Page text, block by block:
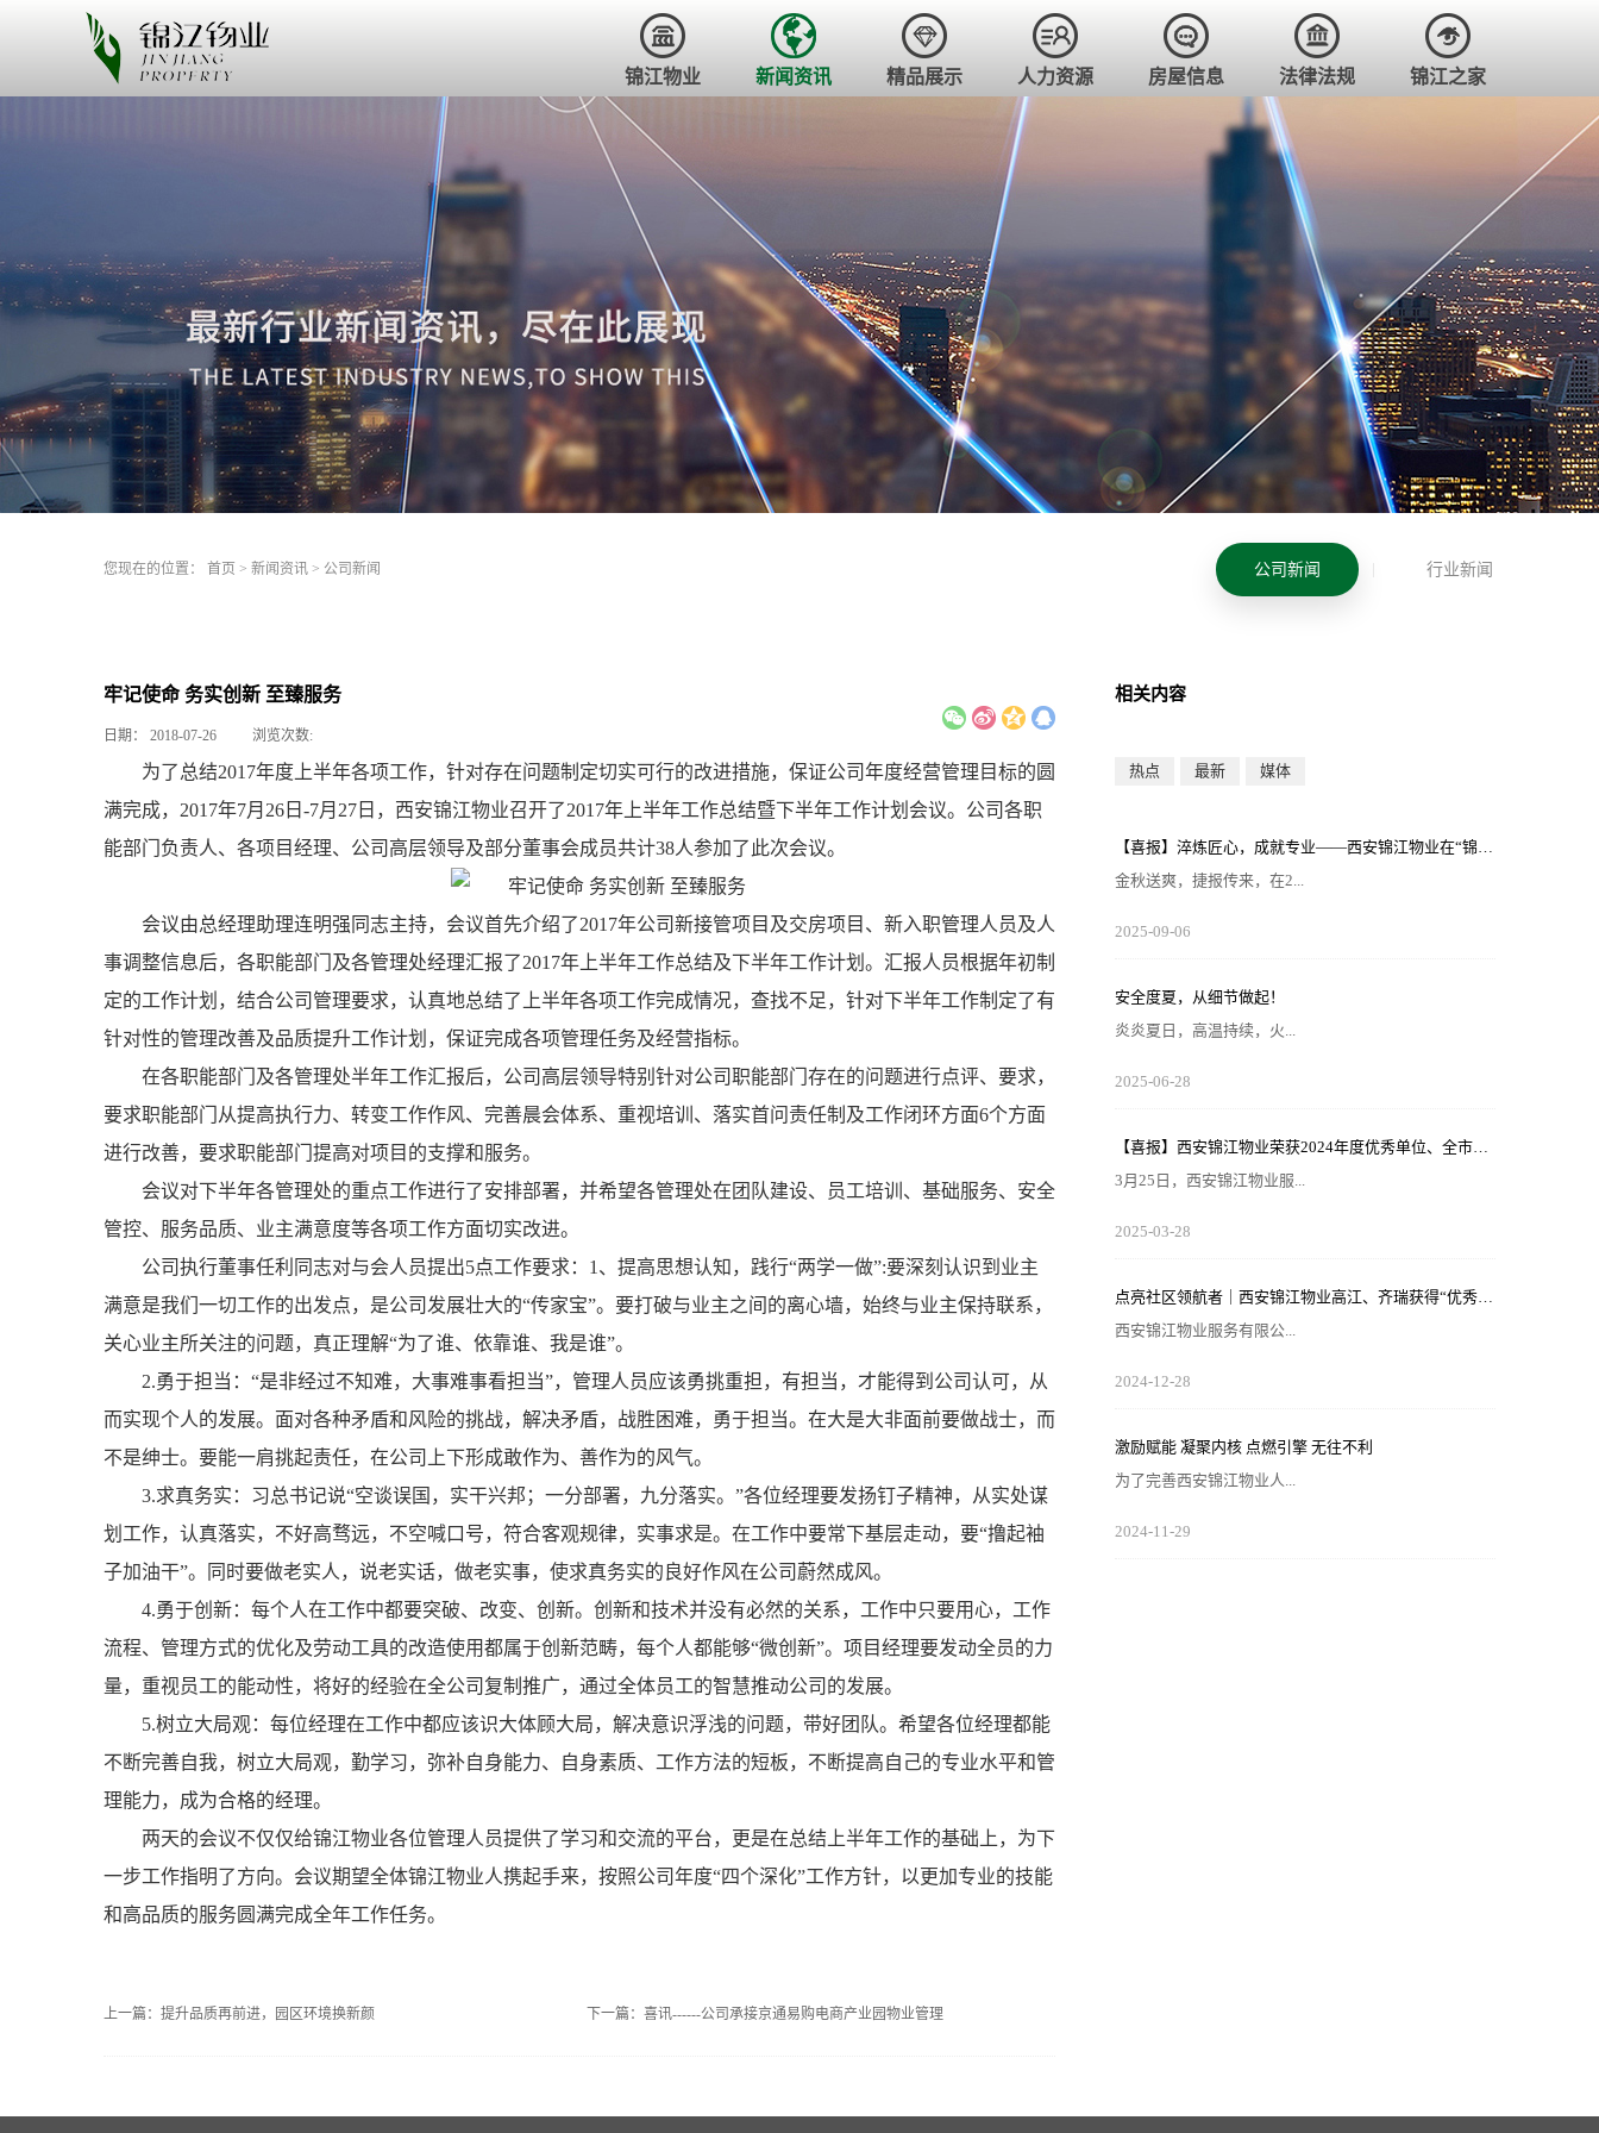
锦江物业 新闻资讯 精品展示 人力资源 房屋信息 法律法规 锦江之家
您现在的位置： 首页 > 新闻资讯 > 公司新闻 公司新闻 行业新闻
牢记使命 务实创新 至臻服务
日期： 2018-07-26 浏览次数:
为了总结2017年度上半年各项工作，针对存在问题制定切实可行的改进措施，保证公司年度经营管理目标的圆
满完成，2017年7月26日-7月27日，西安锦江物业召开了2017年上半年工作总结暨下半年工作计划会议。公司各职
能部门负责人、各项目经理、公司高层领导及部分董事会成员共计38人参加了此次会议。
会议由总经理助理连明强同志主持，会议首先介绍了2017年公司新接管项目及交房项目、新入职管理人员及人
事调整信息后，各职能部门及各管理处经理汇报了2017年上半年工作总结及下半年工作计划。汇报人员根据年初制
定的工作计划，结合公司管理要求，认真地总结了上半年各项工作完成情况，查找不足，针对下半年工作制定了有
针对性的管理改善及品质提升工作计划，保证完成各项管理任务及经营指标。
在各职能部门及各管理处半年工作汇报后，公司高层领导特别针对公司职能部门存在的问题进行点评、要求，
要求职能部门从提高执行力、转变工作作风、完善晨会体系、重视培训、落实首问责任制及工作闭环方面6个方面
进行改善，要求职能部门提高对项目的支撑和服务。
会议对下半年各管理处的重点工作进行了安排部署，并希望各管理处在团队建设、员工培训、基础服务、安全
管控、服务品质、业主满意度等各项工作方面切实改进。
公司执行董事任利同志对与会人员提出5点工作要求：1、提高思想认知，践行“两学一做”:要深刻认识到业主
满意是我们一切工作的出发点，是公司发展壮大的“传家宝”。要打破与业主之间的离心墙，始终与业主保持联系，
关心业主所关注的问题，真正理解“为了谁、依靠谁、我是谁”。
2.勇于担当：“是非经过不知难，大事难事看担当”，管理人员应该勇挑重担，有担当，才能得到公司认可，从
而实现个人的发展。面对各种矛盾和风险的挑战，解决矛盾，战胜困难，勇于担当。在大是大非面前要做战士，而
不是绅士。要能一肩挑起责任，在公司上下形成敢作为、善作为的风气。
3.求真务实：习总书记说“空谈误国，实干兴邦；一分部署，九分落实。”各位经理要发扬钉子精神，从实处谋
划工作，认真落实，不好高骛远，不空喊口号，符合客观规律，实事求是。在工作中要常下基层走动，要“撸起袖
子加油干”。同时要做老实人，说老实话，做老实事，使求真务实的良好作风在公司蔚然成风。
4.勇于创新：每个人在工作中都要突破、改变、创新。创新和技术并没有必然的关系，工作中只要用心，工作
流程、管理方式的优化及劳动工具的改造使用都属于创新范畴，每个人都能够“微创新”。项目经理要发动全员的力
量，重视员工的能动性，将好的经验在全公司复制推广，通过全体员工的智慧推动公司的发展。
5.树立大局观：每位经理在工作中都应该识大体顾大局，解决意识浮浅的问题，带好团队。希望各位经理都能
不断完善自我，树立大局观，勤学习，弥补自身能力、自身素质、工作方法的短板，不断提高自己的专业水平和管
理能力，成为合格的经理。
两天的会议不仅仅给锦江物业各位管理人员提供了学习和交流的平台，更是在总结上半年工作的基础上，为下
一步工作指明了方向。会议期望全体锦江物业人携起手来，按照公司年度“四个深化”工作方针，以更加专业的技能
和高品质的服务圆满完成全年工作任务。
上一篇： 提升品质再前进，园区环境换新颜 下一篇： 喜讯------公司承接京通易购电商产业园物业管理
相关内容
热点 最新 媒体
【喜报】淬炼匠心，成就专业——西安锦江物业在“锦天物业杯”技能竞赛中斩获佳绩
金秋送爽，捷报传来，在2...
025年8月28日—29日落幕的 “锦天物业杯” 第七届西安
市物业管理行业职业技能竞赛中， 西安锦江物业服务有
工、消防设施操作员三大工种的激烈角逐中脱颖而出，
取得了可圈可点的综合成绩。本次竞赛由市住房和城乡
建设局指导、市物业管理行业协会主办，是全市物业管
理行业一年一度规格最...
2025-09-06
安全度夏，从细节做起！
炎炎夏日，高温持续，火...
灾风险也随之攀升，请广大业主做好夏季安全防范工
作。风险在于防范，平安才是幸福！西安锦江物业提醒
器的使用频繁增加，电器设备线路存在超负荷运转现
象。要选购合格产品，注意设备使用过程中要通风、散
热，防止温度过高引发火灾。空调、电风扇等电器设备
不宜长时间使用，离人时应及时关闭电源。电动车应...
2025-06-28
【喜报】西安锦江物业荣获2024年度优秀单位、全市技能竞赛优秀个人及优秀组织单位多项荣誉
3月25日，西安锦江物业服...
务有限公司参加了西安市物业管理行业协会组织召开的
第三届会员（代表）大会第四次全体会议暨物业高质量
组织单位进行了隆重的表彰。西安锦江物业荣获“2024年
度优秀会员单位”西安锦江物业荣获“全市技能竞赛优秀
组织奖”西安锦江物业曹林、张小刚、郭小龙荣获技能竞
赛“一等奖”西安锦江...
2025-03-28
点亮社区领航者｜西安锦江物业高江、齐瑞获得“优秀项目经理”荣誉称号
西安锦江物业服务有限公...
司高江、齐瑞荣获2024年度陕西省物业管理协会“优秀项
目经理”称号。岁末回首，总结成绩，表彰优秀，2024年
英们。 高山流水·和城 项目经理 高江御锦城1A期 项目经
理 齐瑞高江、齐瑞是西安锦江物业诸多优秀项目经理的
缩影，他们代表着西安锦江物业团结奋进、诚信...
2024-12-28
激励赋能 凝聚内核 点燃引擎 无往不利
为了完善西安锦江物业人...
才培养及梯队建设机制，提高物业服务水平和服务质
量，有目的、有计划的进行人才储备及培育，大力培养
2024-11-29